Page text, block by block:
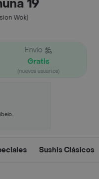
19
Wok)
Envío
Gratis
(nuevos usuarios)
Sushis Clásicos